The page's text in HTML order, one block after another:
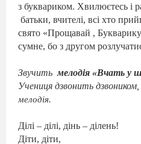
з буквариком. Хвилюєтесь і
батьки, вчителі, всі хто
свято «Прощавай ,
сумне, бо з другом
Звучить мелодія «Вчать у
Учениця дзвонить дзвоником,
мелодія.
Ділі – ділі, дінь – ділень!
Діти, діти,